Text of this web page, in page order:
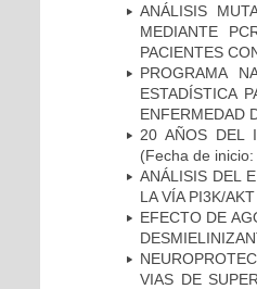
ANÁLISIS
MEDIANTE
PACIENTES
PROGRAMA
ESTADÍSTICA
ENFERMEDAD
20 AÑOS DEL
(Fecha de
ANÁLISIS DEL
LA VÍA PI3K/
EFECTO DE
VIAS DE